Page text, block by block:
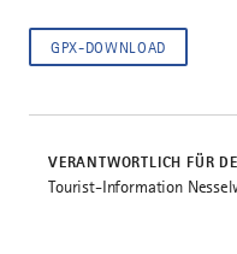
GPX-DOWNLOAD
VERANTWORTLICH FÜR
Tourist-Information